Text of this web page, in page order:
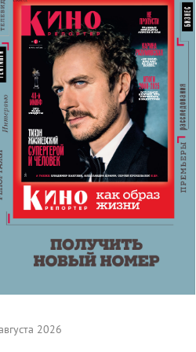
2026